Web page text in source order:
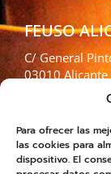
Para ofrecer las
las cookies para
dispositivo. El
FEUSO
C/ General
03010 Alicante
Tel: 965 255
FEUSO